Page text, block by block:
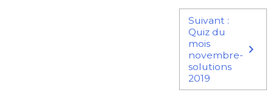
Suivant :
Quiz du
mois
novembre-
solutions
2019